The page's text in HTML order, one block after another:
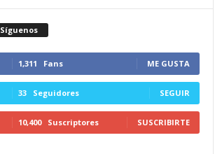
Síguenos
1,311 Fans ME GUSTA
33 Seguidores SEGUIR
10,400 Suscriptores SUSCRIBIRTE